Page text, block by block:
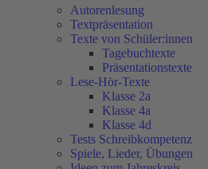
Autorenlesung
Textpräsentation
Texte von Schüler:innen
Tagebuchtexte
Präsentationstexte
Lese-Hör-Texte
Klasse 2a
Klasse 4a
Klasse 4d
Tests Schreibkompetenz
Spiele, Lieder, Übungen